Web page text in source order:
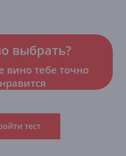
выбрать?
вино тебе точно
тест